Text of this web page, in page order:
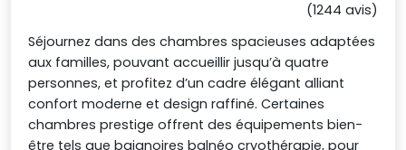
(1244 avis)
Séjournez dans des chambres spacieuses adaptées
aux familles, pouvant accueillir jusqu’à quatre
personnes, et profitez d’un cadre élégant alliant
confort moderne et design raffiné. Certaines
chambres prestige offrent des équipements bien-
être tels que baignoires balnéo cryothérapie, pour